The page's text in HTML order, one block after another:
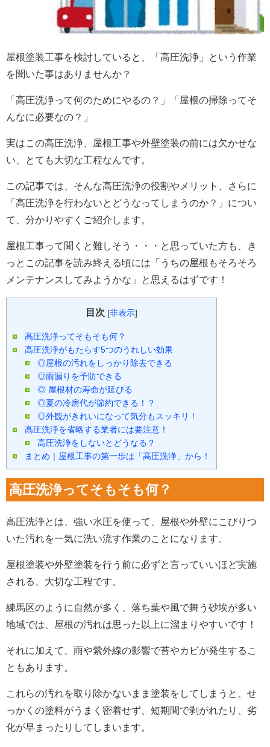
屋根塗装工事を検討していると、「高圧洗浄」という作業
を聞いた事はありませんか？
「高圧洗浄って何のためにやるの？」「屋根の掃除ってそ
んなに必要なの？」
実はこの高圧洗浄、屋根工事や外壁塗装の前には欠かせな
い、とても大切な工程なんです。
この記事では、そんな高圧洗浄の役割やメリット、さらに
「高圧洗浄を行わないとどうなってしまうのか？」につい
て、分かりやすくご紹介します。
屋根工事って聞くと難しそう・・・と思っていた方も、き
っとこの記事を読み終える頃には「うちの屋根もそろそろ
メンテナンスしてみようかな」と思えるはずです！
目次 [非表示]
高圧洗浄ってそもそも何？
高圧洗浄がもたらす5つのうれしい効果
◎屋根の汚れをしっかり除去できる
◎雨漏りを予防できる
◎ 屋根材の寿命が延びる
◎夏の冷房代が節約できる！？
◎外観がきれいになって気分もスッキリ！
高圧洗浄を省略する業者には要注意！
高圧洗浄をしないとどうなる？
まとめ｜屋根工事の第一歩は「高圧洗浄」から！
高圧洗浄ってそもそも何？
高圧洗浄とは、強い水圧を使って、屋根や外壁にこびりつ
いた汚れを一気に洗い流す作業のことになります。
屋根塗装や外壁塗装を行う前に必ずと言っていいほど実施
される、大切な工程です。
練馬区のように自然が多く、落ち葉や風で舞う砂埃が多い
地域では、屋根の汚れは思った以上に溜まりやすいです！
それに加えて、雨や紫外線の影響で苔やカビが発生するこ
ともあります。
これらの汚れを取り除かないまま塗装をしてしまうと、せ
っかくの塗料がうまく密着せず、短期間で剥がれたり、劣
化が早まったりしてしまいます。